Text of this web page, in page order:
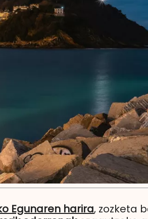
Egunaren harira, zozketa